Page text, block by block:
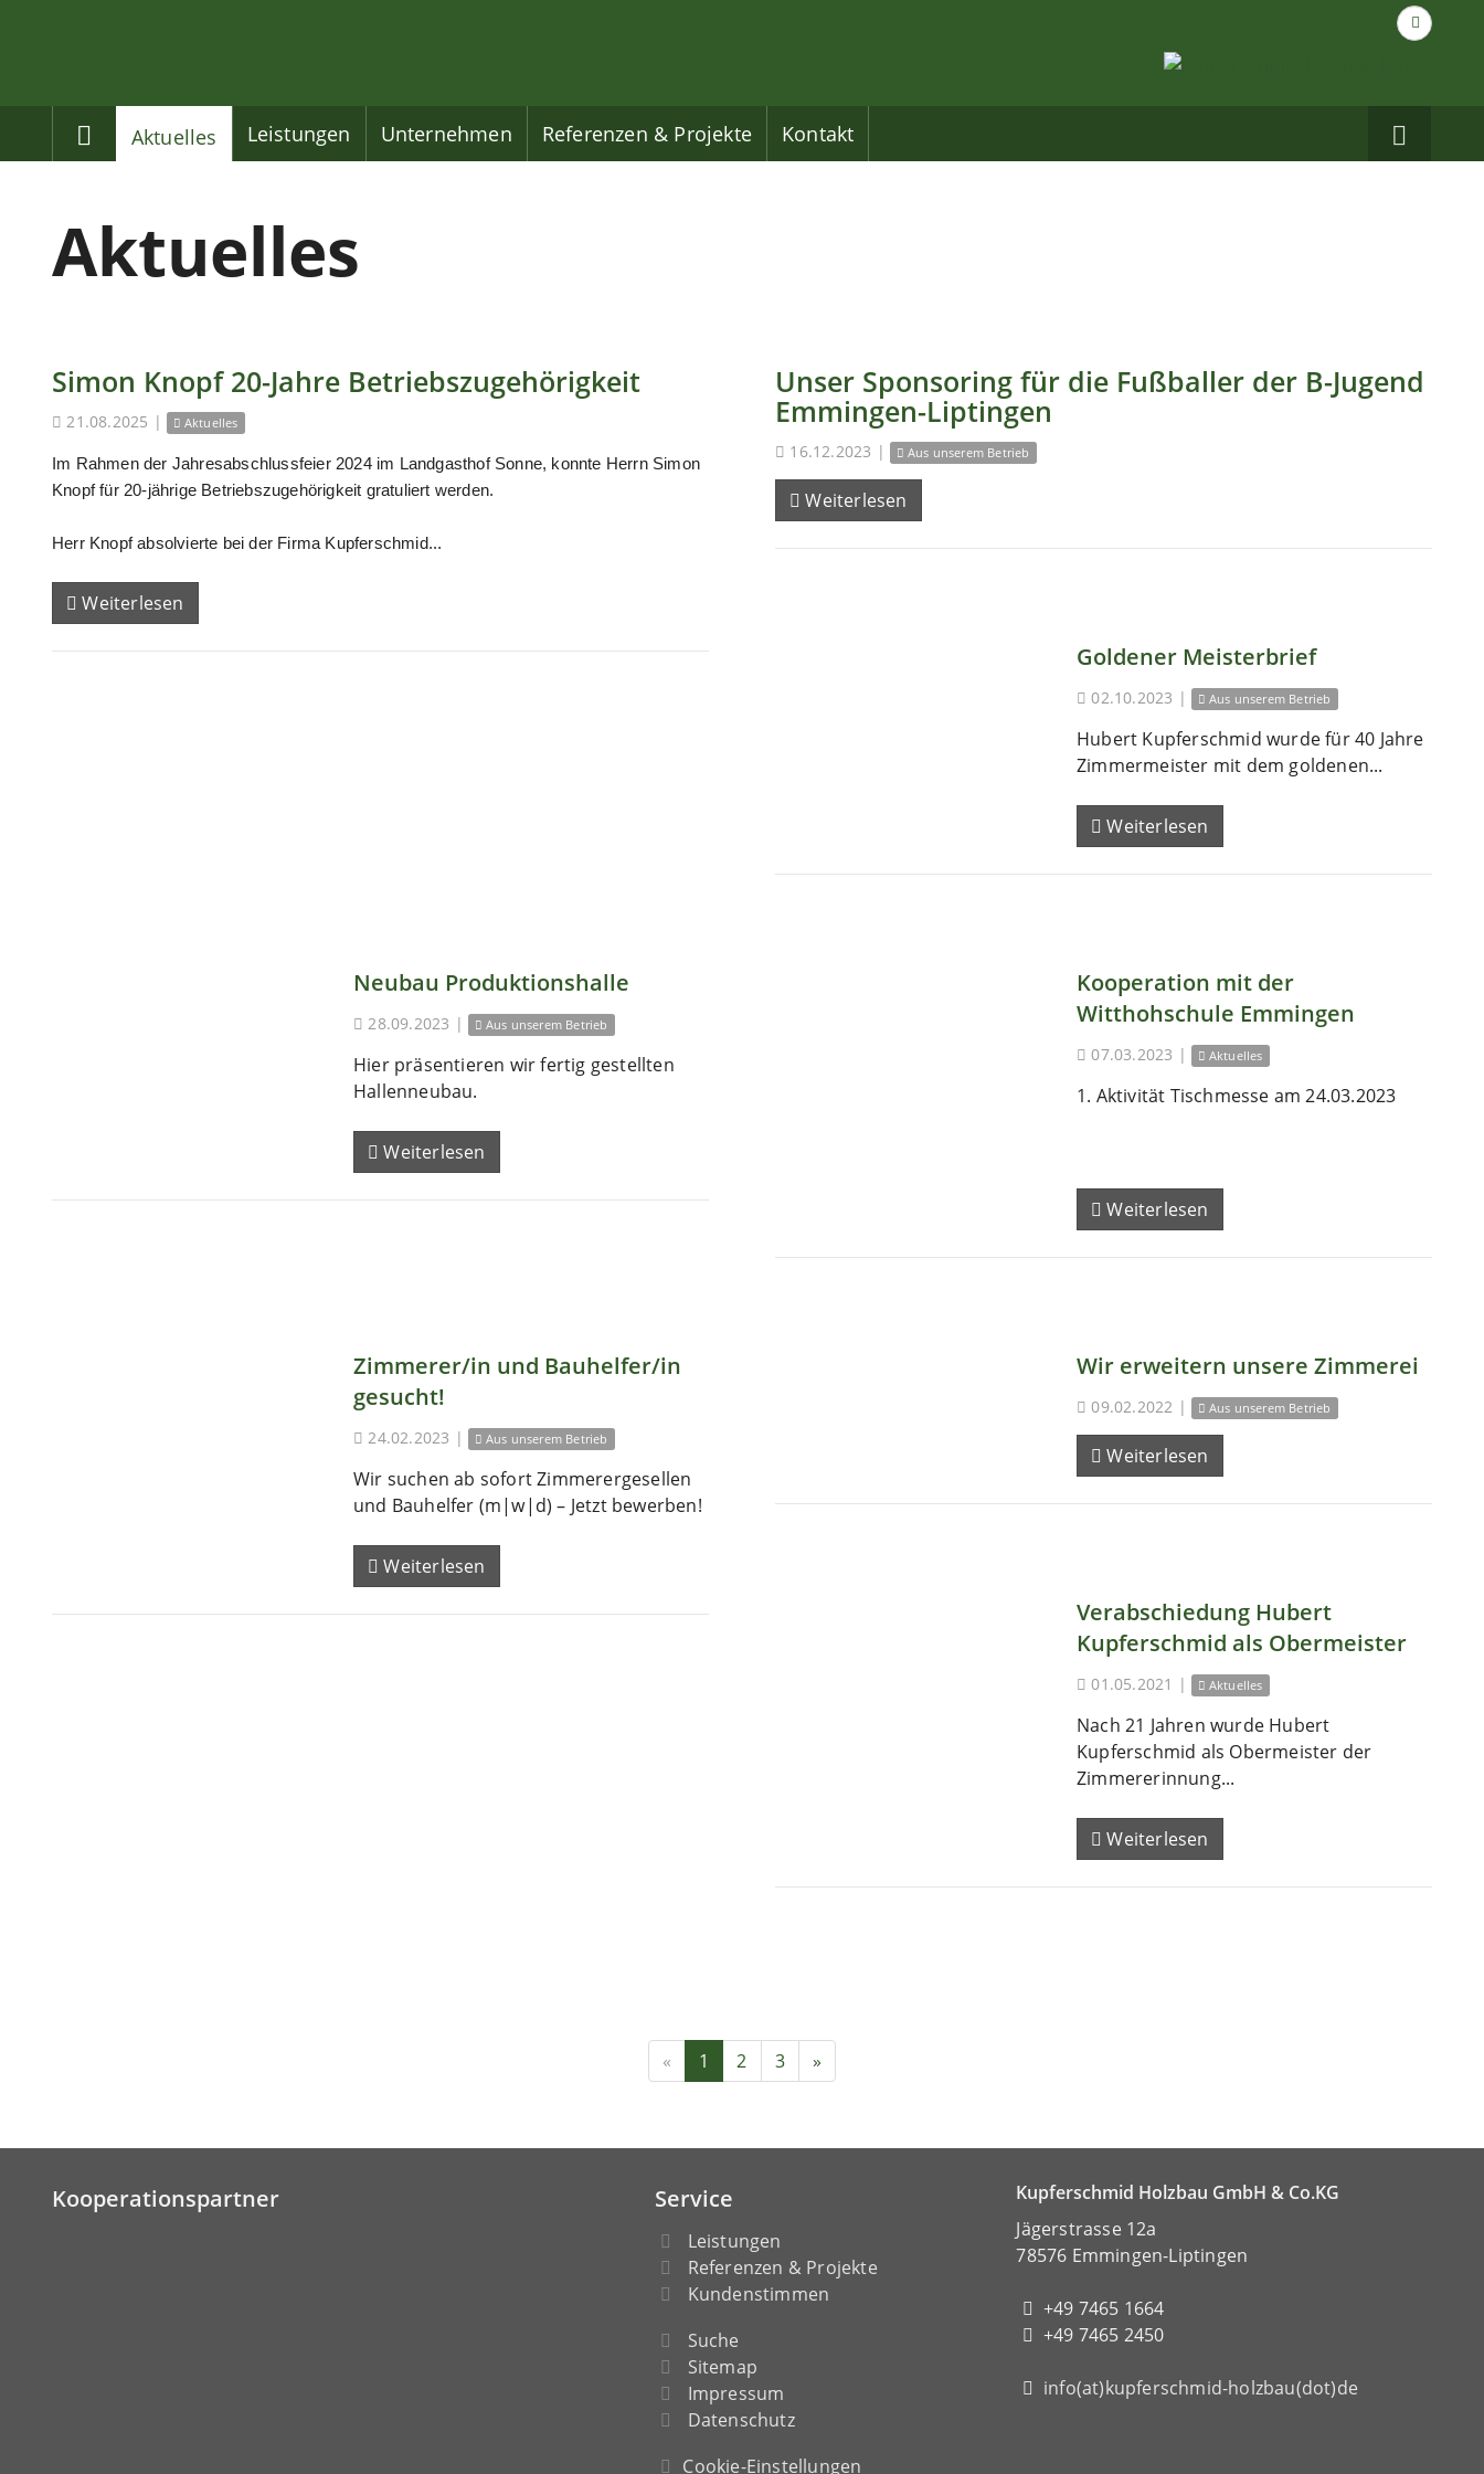
Suche
nach...
Home
Aktuelles Leistungen Unternehmen Referenzen & Projekte Kontakt
auf
Aktuelles
Simon Knopf 20-Jahre Betriebszugehörigkeit
21.08.2025 | Aktuelles
Im Rahmen der Jahresabschlussfeier 2024 im Landgasthof Sonne, konnte Herrn Simon
Knopf für 20-jährige Betriebszugehörigkeit gratuliert werden.
Herr Knopf absolvierte bei der Firma Kupferschmid...
Weiterlesen
Unser Sponsoring für die Fußballer der B-Jugend
Emmingen-Liptingen
16.12.2023 | Aus unserem Betrieb
Weiterlesen
Goldener Meisterbrief
02.10.2023 | Aus unserem Betrieb
Hubert Kupferschmid wurde für 40 Jahre
Zimmermeister mit dem goldenen...
Weiterlesen
Neubau Produktionshalle
28.09.2023 | Aus unserem Betrieb
Hier präsentieren wir fertig gestellten
Hallenneubau.
Weiterlesen
Kooperation mit der
Witthohschule Emmingen
07.03.2023 | Aktuelles
1. Aktivität Tischmesse am 24.03.2023
Weiterlesen
Zimmerer/in und Bauhelfer/in
gesucht!
24.02.2023 | Aus unserem Betrieb
Wir suchen ab sofort Zimmerergesellen
und Bauhelfer (m|w|d) – Jetzt bewerben!
Weiterlesen
Wir erweitern unsere Zimmerei
09.02.2022 | Aus unserem Betrieb
Weiterlesen
Verabschiedung Hubert
Kupferschmid als Obermeister
01.05.2021 | Aktuelles
Nach 21 Jahren wurde Hubert
Kupferschmid als Obermeister der
Zimmererinnung...
Weiterlesen
« 1 2 3 »
Kooperationspartner Service
Leistungen
Referenzen & Projekte
Kundenstimmen
Suche
Sitemap
Impressum
Datenschutz
Cookie-Einstellungen
Kupferschmid Holzbau GmbH & Co.KG
Jägerstrasse 12a
78576 Emmingen-Liptingen
+49 7465 1664
+49 7465 2450
info(at)kupferschmid-holzbau(dot)de